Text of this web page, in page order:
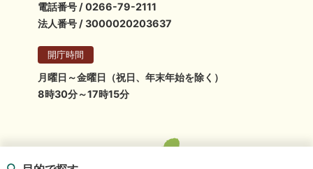
電話番号 / 0266-79-2111
法人番号 / 3000020203637
開庁時間
月曜日～金曜日（祝日、年末年始を除く）
8時30分～17時15分